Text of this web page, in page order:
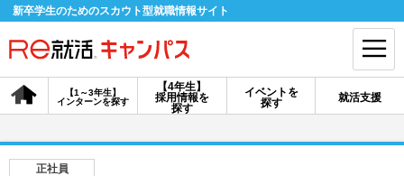
新卒学生のためのスカウト型就職情報サイト
【4年生】
採用情報を
探す
【1～3年生】
インターンを探す
イベントを
探す
就活支援
会員登録 ログイン
正社員